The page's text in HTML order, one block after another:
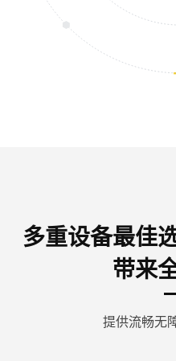
多重设备最佳
带来
提供流畅无